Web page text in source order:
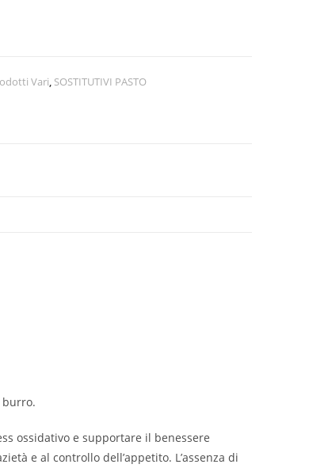
Vari, SOSTITUTIVI PASTO
burro.
ossidativo e supportare il benessere
e al controllo dell’appetito. L’assenza di